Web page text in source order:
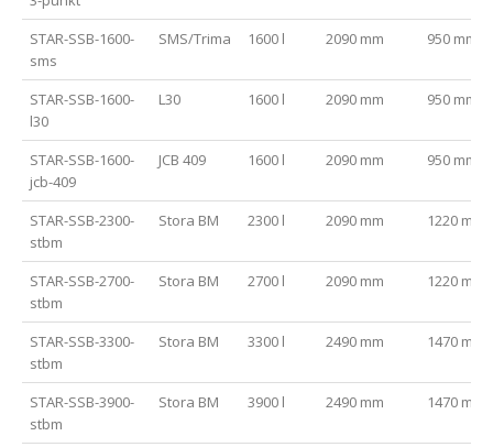
STAR-SSB-1600-
sms
SMS/Trima 1600 l 2090 mm 950 mm
STAR-SSB-1600-
l30
L30 1600 l 2090 mm 950 mm
STAR-SSB-1600-
jcb-409
JCB 409 1600 l 2090 mm 950 mm
STAR-SSB-2300-
stbm
Stora BM 2300 l 2090 mm 1220 mm
STAR-SSB-2700-
stbm
Stora BM 2700 l 2090 mm 1220 mm
STAR-SSB-3300-
stbm
Stora BM 3300 l 2490 mm 1470 mm
STAR-SSB-3900-
stbm
Stora BM 3900 l 2490 mm 1470 mm